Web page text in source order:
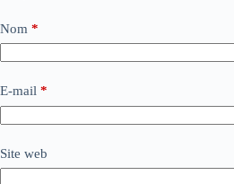
Nom *
E-mail *
Site web